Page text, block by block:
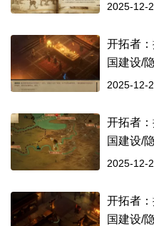
2025-12-
开拓者
国建设/
2025-12-
开拓者
国建设/
2025-12-
开拓者
国建设/